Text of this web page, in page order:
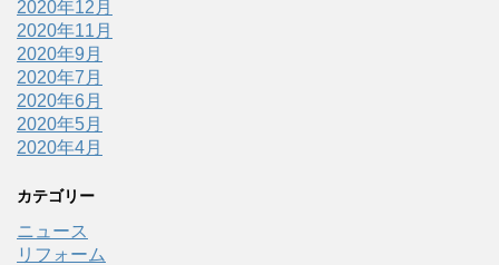
2020年12月
2020年11月
2020年9月
2020年7月
2020年6月
2020年5月
2020年4月
カテゴリー
ニュース
リフォーム